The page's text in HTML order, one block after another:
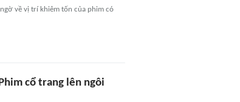
về vị trí khiêm tốn của phim có
cổ trang lên ngôi